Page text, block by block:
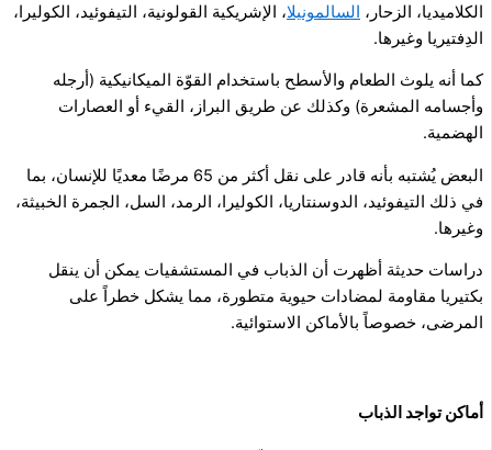
الكلاميديا، الزحار، السالمونيلا، الإشريكية القولونية، التيفوئيد، الكوليرا،
الدِفتيريا وغيرها.
كما أنه يلوث الطعام والأسطح باستخدام القوّة الميكانيكية (أرجله
وأجسامه المشعرة) وكذلك عن طريق البراز، القيء أو العصارات
الهضمية.
البعض يُشتبه بأنه قادر على نقل أكثر من 65 مرضًا معديًا للإنسان، بما
في ذلك التيفوئيد، الدوسنتاريا، الكوليرا، الرمد، السل، الجمرة الخبيثة،
وغيرها.
دراسات حديثة أظهرت أن الذباب في المستشفيات يمكن أن ينقل
بكتيريا مقاومة لمضادات حيوية متطورة، مما يشكل خطراً على
المرضى، خصوصاً بالأماكن الاستوائية.
أماكن تواجد الذباب